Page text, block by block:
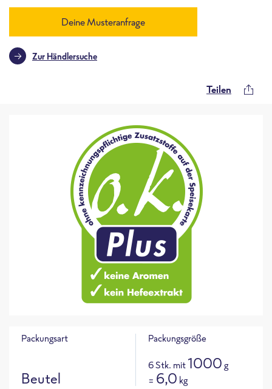
Deine Musteranfrage
Zur Händlersuche
Teilen
Packungsart
Beutel
Packungsgröße
6 Stk. mit1000g
= 6,0 kg